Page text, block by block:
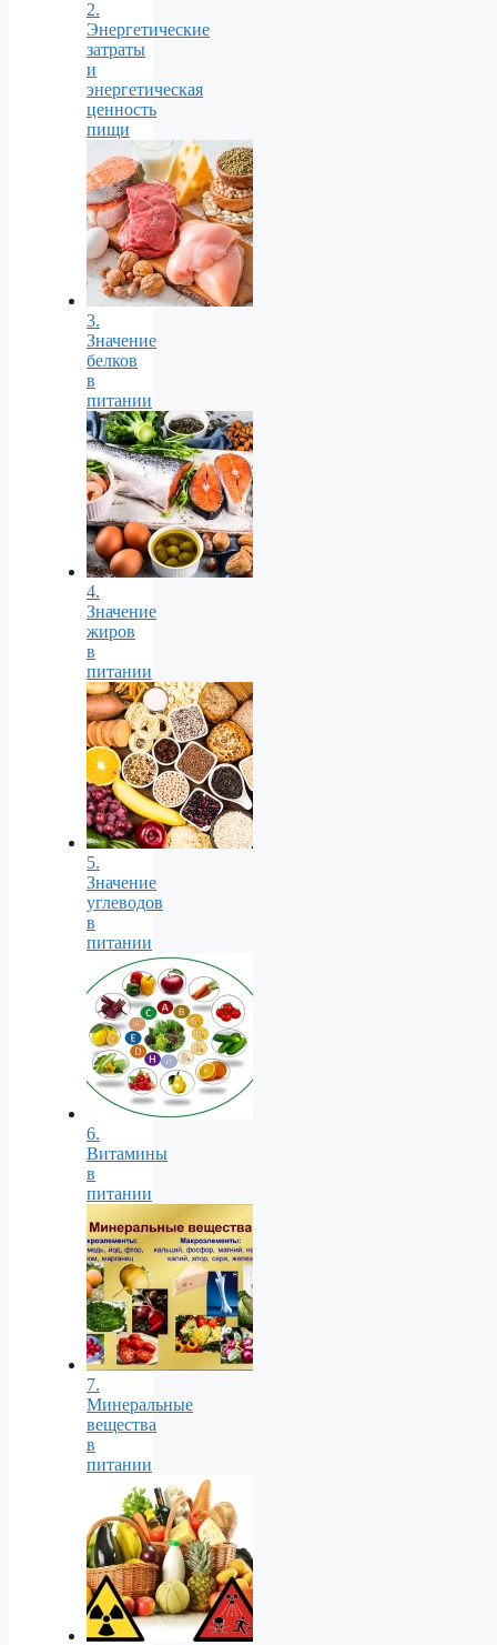
2.
Энергетические
затраты
и
энергетическая
ценность
пищи
3.
Значение
белков
в
питании
4.
Значение
жиров
в
питании
5.
Значение
углеводов
в
питании
6.
Витамины
в
питании
7.
Минеральные
вещества
в
питании